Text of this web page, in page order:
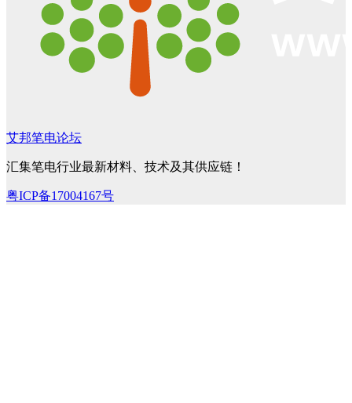
艾邦笔电论坛
汇集笔电行业最新材料、技术及其供应链！
粤ICP备17004167号